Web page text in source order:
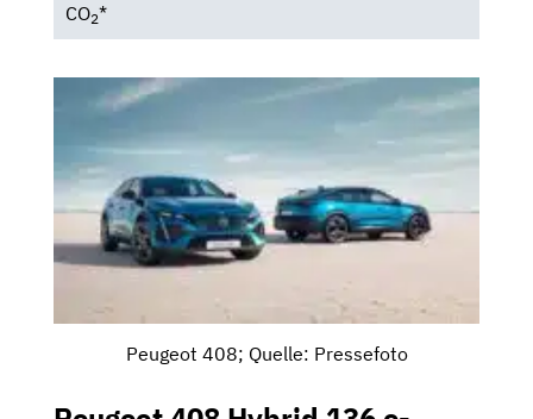
CO2*
Peugeot 408; Quelle: Pressefoto